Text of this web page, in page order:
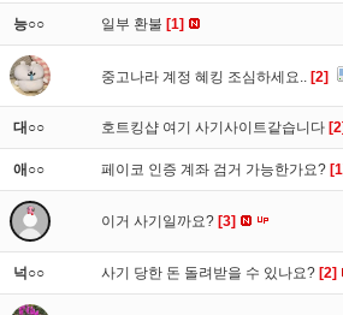
능○○ 일부 환불 [1]
중고나라 계정 혜킹 조심하세요.. [2]
대○○ 호트킹샵 여기 사기사이트같습니다 [2]
애○○ 페이코 인증 계좌 검거 가능한가요?
이거 사기일까요? [3]
넉○○ 사기 당한 돈 돌려받을 수 있나요? [2]